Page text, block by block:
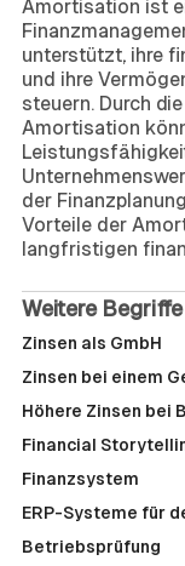
Amortisation ist
unterstützt, ihre
und ihre
steuern. Durch
Amortisation
der
Vorteile der
langfristigen
Weitere Begriffe
Zinsen als GmbH
Zinsen bei einem
Höhere Zinsen bei
Financial
Finanzsystem
ERP-Systeme für
Betriebsprüfung